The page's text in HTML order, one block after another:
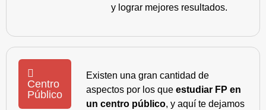
y lograr mejores resultados.
Centro
Público
Existen una gran cantidad de
aspectos por los que estudiar FP en
un centro público, y aquí te dejamos